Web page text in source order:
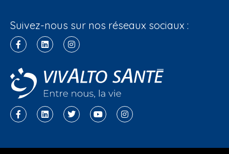
Suivez-nous sur nos réseaux sociaux :